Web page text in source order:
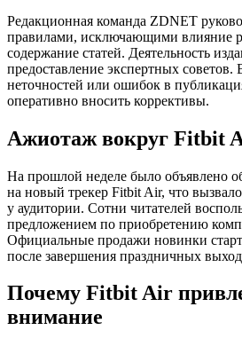
Редакционная команда ZDNET
правилами, исключающими влияние
содержание статей. Деятельность
предоставление экспертных
неточностей или ошибок в
оперативно вносить коррективы.
Ажиотаж вокруг Fitbit
На прошлой неделе было объявлено
на новый трекер Fitbit Air, что
у аудитории. Сотни читателей
предложением по приобретению
Официальные продажи новинки
после завершения праздничных
Почему Fitbit Air
внимание